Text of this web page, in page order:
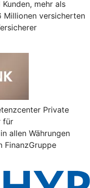
mehr als
Millionen versicherten
Private
für
allen Währungen
FinanzGruppe